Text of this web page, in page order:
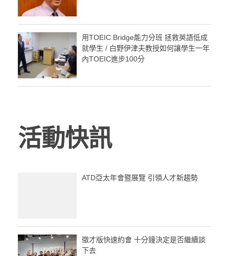
用TOEIC Bridge能力分班 拯救英語低成
就學生 / 白野伊津夫教授如何讓學生一年
內TOEIC進步100分
活動快訊
ATD亞太年會暨展覽 引領人才新趨勢
徵才版快速約會 十分鐘決定是否繼續談
下去